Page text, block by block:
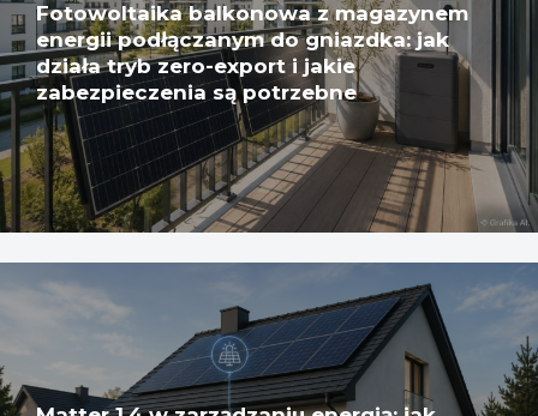
Fotowoltaika balkonowa z magazynem
energii podłączanym do gniazdka: jak
działa tryb zero-export i jakie
zabezpieczenia są potrzebne